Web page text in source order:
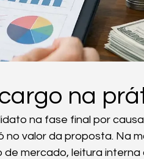
na
na fase final por
valor da proposta. Na
mercado, leitura